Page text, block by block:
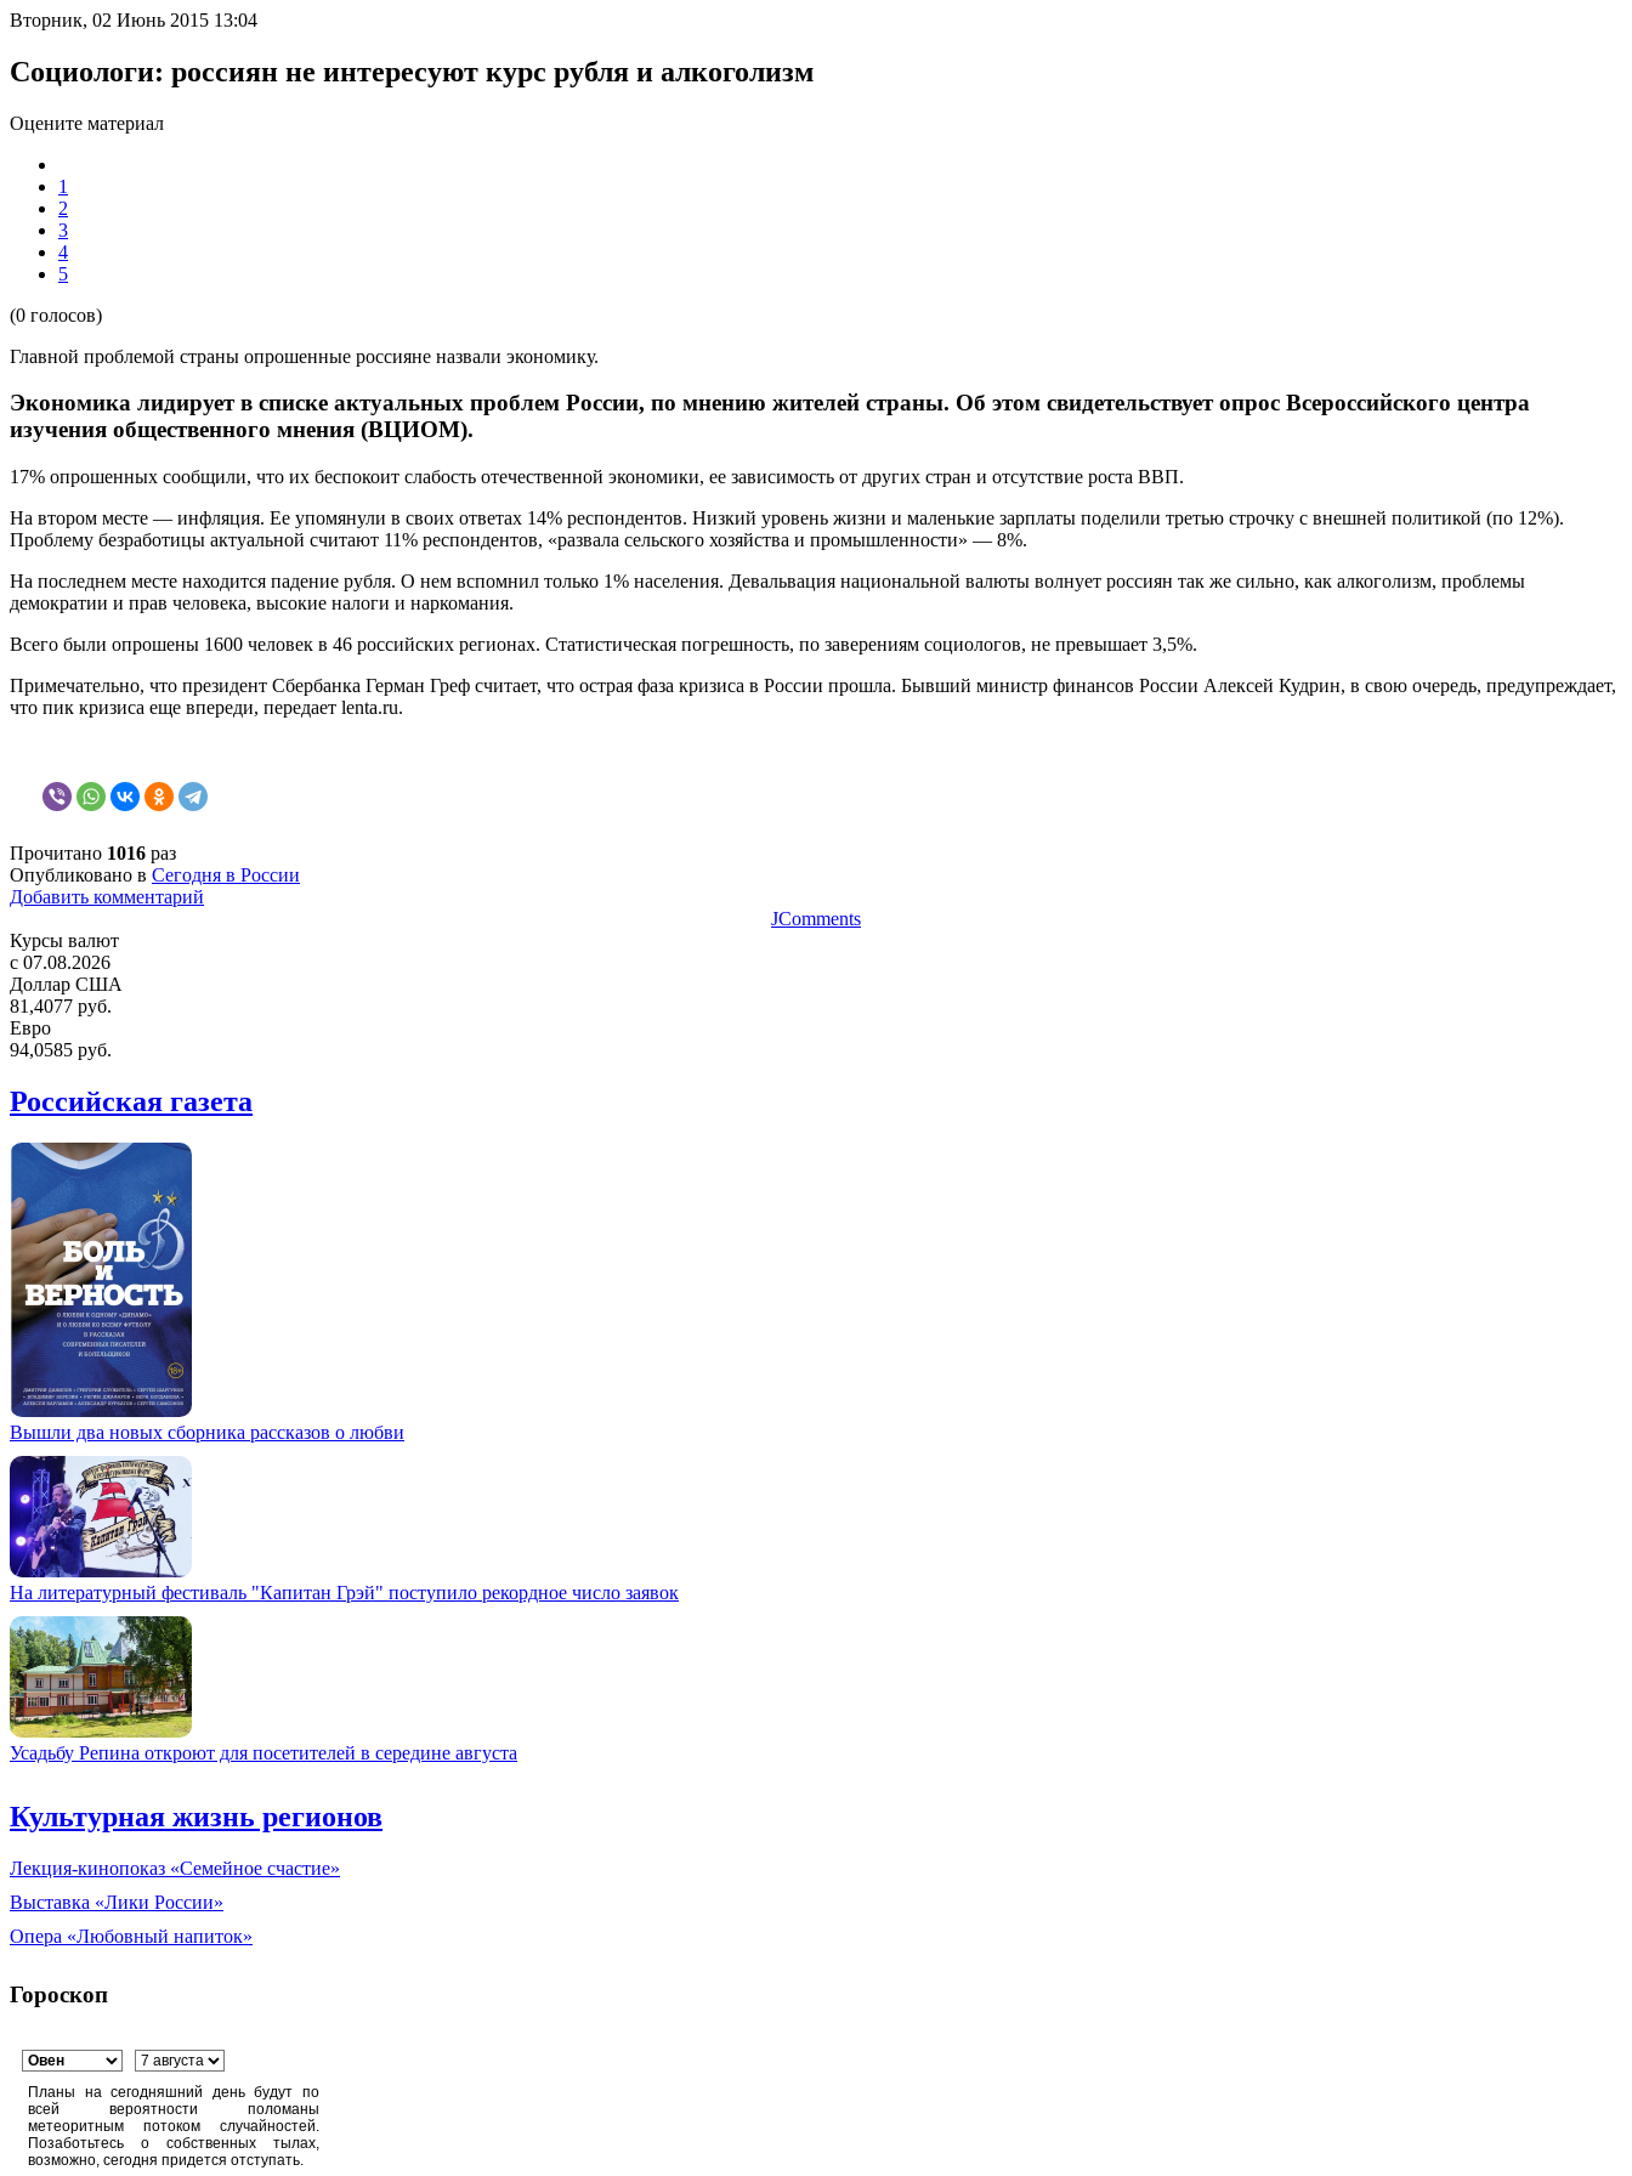
Вторник, 02 Июнь 2015 13:04
Социологи: россиян не интересуют курс рубля и алкоголизм
Оцените материал
1
2
3
4
5
(0 голосов)
Главной проблемой страны опрошенные россияне назвали экономику.
Экономика лидирует в списке актуальных проблем России, по мнению жителей страны. Об этом свидетельствуетопрос Всероссийского центра
изучения общественного мнения (ВЦИОМ).
17% опрошенных сообщили, что их беспокоит слабость отечественной экономики, ее зависимость от других стран и отсутствие роста ВВП.
На втором месте — инфляция. Ее упомянули в своих ответах 14% респондентов. Низкий уровень жизни и маленькие зарплаты поделили третью строчку с внешней политикой (по 12%).
Проблему безработицы актуальной считают 11% респондентов, «развала сельского хозяйства и промышленности» — 8%.
На последнем месте находится падение рубля. О нем вспомнил только 1% населения. Девальвация национальной валюты волнует россиян так же сильно, как алкоголизм, проблемы
демократии и прав человека, высокие налоги и наркомания.
Всего были опрошены 1600 человек в 46 российских регионах. Статистическая погрешность, по заверениям социологов, не превышает 3,5%.
Примечательно, что президент Сбербанка Герман Греф считает, что острая фаза кризиса в России прошла. Бывший министр финансов России Алексей Кудрин, в свою очередь, предупреждает,
что пик кризиса еще впереди, передает lenta.ru.
Прочитано 1016 раз
Опубликовано в Сегодня в России
Добавить комментарий
JComments
Курсы валют
c 07.08.2026
Доллар США
81,4077 руб.
Евро
94,0585 руб.
Российская газета
Вышли два новых сборника рассказов о любви
На литературный фестиваль "Капитан Грэй" поступило рекордное число заявок
Усадьбу Репина откроют для посетителей в середине августа
Культурная жизнь регионов
Лекция-кинопоказ «Семейное счастие»
Выставка «Лики России»
Опера «Любовный напиток»
Гороскоп
Планы на сегодняшний день будут по
всей вероятности поломаны
метеоритным потоком случайностей.
Позаботьтесь о собственных тылах,
возможно, сегодня придется отступать.